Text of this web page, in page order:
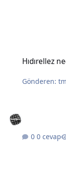
Hıdırellez
Gönderen:
0 cevap